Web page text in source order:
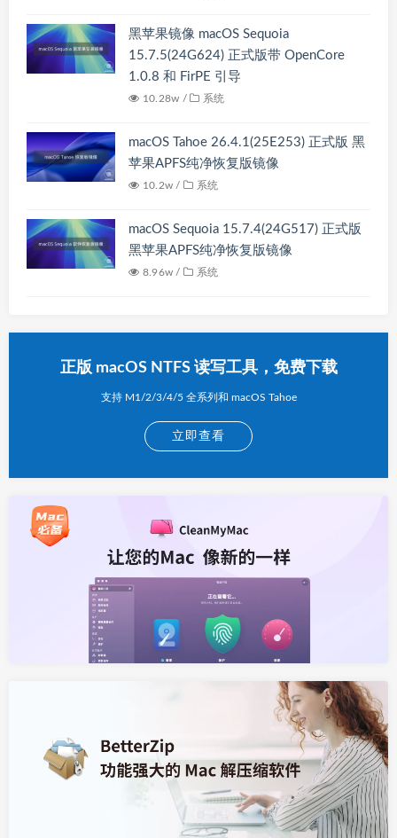
黑苹果镜像 macOS Sequoia
15.7.5(24G624) 正式版带 OpenCore
1.0.8 和 FirPE 引导
10.28w / 系统
macOS Tahoe 26.4.1(25E253) 正式版 黑
苹果APFS纯净恢复版镜像
10.2w / 系统
macOS Sequoia 15.7.4(24G517) 正式版
黑苹果APFS纯净恢复版镜像
8.96w / 系统
正版 macOS NTFS 读写工具，免费下载
支持 M1/2/3/4/5 全系列和 macOS Tahoe
立即查看